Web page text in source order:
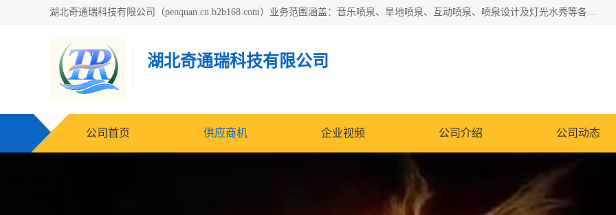
湖北奇通瑞科技有限公司（penquan.cn.b2b168.com）业务范围涵盖：音乐喷泉、旱地喷泉、互动喷泉、喷泉设计及灯光水秀等各类水景工程，广泛应用于公园、城市广场、商业综合体、旅游景区、住宅社区等领域。
湖北奇通瑞科技有限公司
公司首页 供应商机 企业视频 公司介绍 公司动态